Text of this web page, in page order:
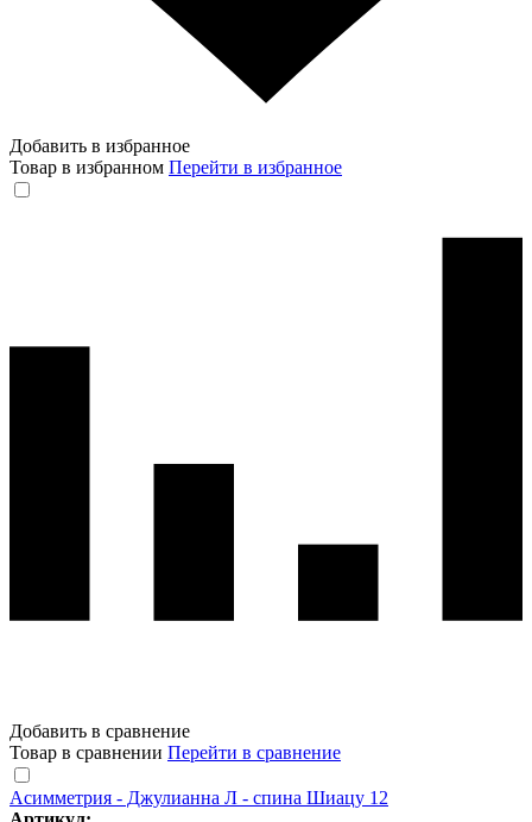
Добавить в избранное
Товар в избранном Перейти в избранное
Добавить в сравнение
Товар в сравнении Перейти в сравнение
Асимметрия - Джулианна Л - спина Шиацу 12